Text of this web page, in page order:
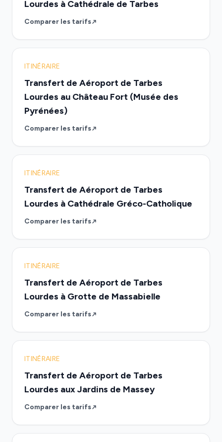
Lourdes à Cathédrale de Tarbes
Comparer les tarifs
ITINÉRAIRE
Transfert de Aéroport de Tarbes
Lourdes au Château Fort (Musée des
Pyrénées)
Comparer les tarifs
ITINÉRAIRE
Transfert de Aéroport de Tarbes
Lourdes à Cathédrale Gréco-Catholique
Comparer les tarifs
ITINÉRAIRE
Transfert de Aéroport de Tarbes
Lourdes à Grotte de Massabielle
Comparer les tarifs
ITINÉRAIRE
Transfert de Aéroport de Tarbes
Lourdes aux Jardins de Massey
Comparer les tarifs